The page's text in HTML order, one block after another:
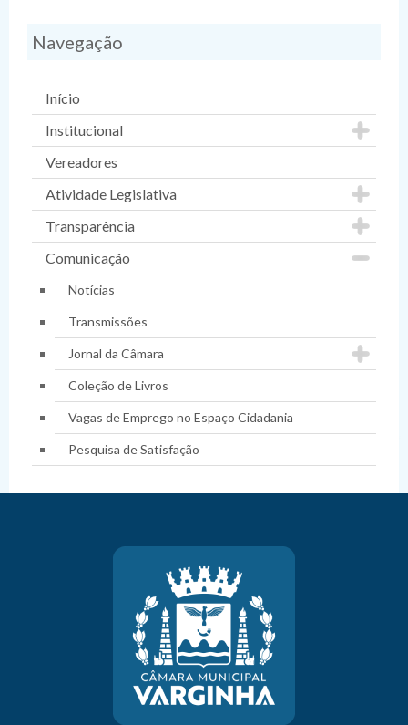
Navegação
Início
Institucional
Vereadores
Atividade Legislativa
Transparência
Comunicação
Notícias
Transmissões
Jornal da Câmara
Coleção de Livros
Vagas de Emprego no Espaço Cidadania
Pesquisa de Satisfação